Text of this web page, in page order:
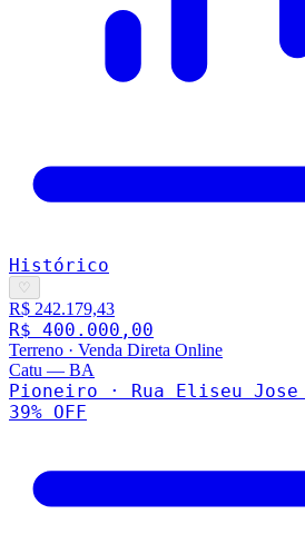
Histórico
♡
R$ 242.179,43
R$ 400.000,00
Terreno · Venda Direta Online
Catu — BA
Pioneiro · Rua Eliseu Jose
39% OFF